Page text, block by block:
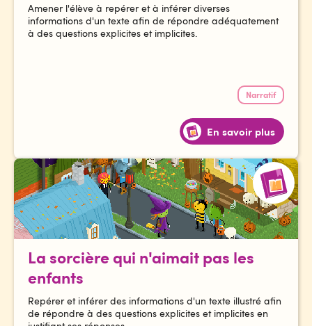
Amener l'élève à repérer et à inférer diverses
informations d'un texte afin de répondre adéquatement
à des questions explicites et implicites.
Narratif
En savoir plus
La sorcière qui n'aimait pas les
enfants
Repérer et inférer des informations d'un texte illustré afin
de répondre à des questions explicites et implicites en